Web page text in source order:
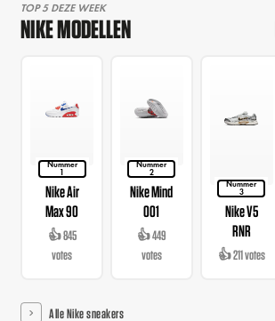
TOP 5 DEZE WEEK
NIKE MODELLEN
Nummer
1
Nike Air
Max 90
👍 845
votes
Nummer
2
Nike Mind
001
👍 449
votes
Nummer
3
Nike V5
RNR
👍 211 votes
Alle Nike sneakers